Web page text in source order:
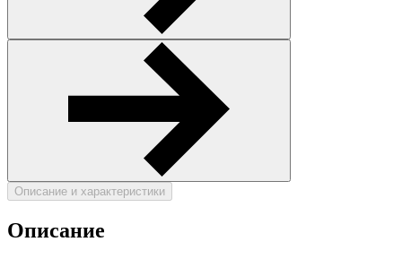
Описание и характеристики
Описание